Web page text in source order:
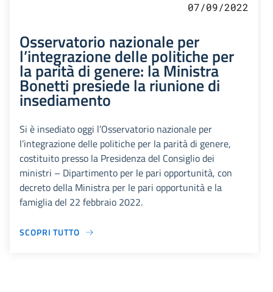
07/09/2022
Osservatorio nazionale per
l’integrazione delle politiche per
la parità di genere: la Ministra
Bonetti presiede la riunione di
insediamento
Si è insediato oggi l’Osservatorio nazionale per
l’integrazione delle politiche per la parità di genere,
costituito presso la Presidenza del Consiglio dei
ministri – Dipartimento per le pari opportunità, con
decreto della Ministra per le pari opportunità e la
famiglia del 22 febbraio 2022.
SCOPRI TUTTO